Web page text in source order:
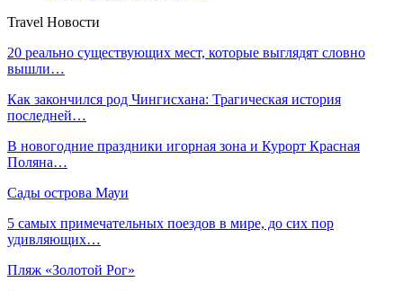
Travel Новости
20 реально существующих мест, которые выглядят словно
вышли…
Как закончился род Чингисхана: Трагическая история
последней…
В новогодние праздники игорная зона и Курорт Красная
Поляна…
Сады острова Мауи
5 самых примечательных поездов в мире, до сих пор
удивляющих…
Пляж «Золотой Рог»